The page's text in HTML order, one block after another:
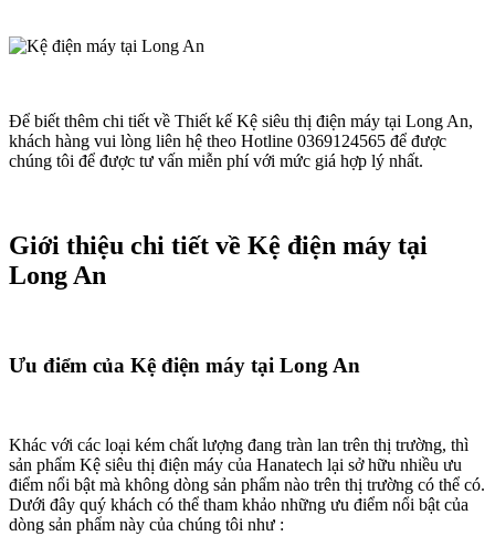
Để biết thêm chi tiết về Thiết kế Kệ siêu thị điện máy tại Long An,
khách hàng vui lòng liên hệ theo Hotline 0369124565 để được
chúng tôi để được tư vấn miễn phí với mức giá hợp lý nhất.
Giới thiệu chi tiết về Kệ điện máy tại
Long An
Ưu điểm của Kệ điện máy tại Long An
Khác với các loại kém chất lượng đang tràn lan trên thị trường, thì
sản phẩm Kệ siêu thị điện máy của Hanatech lại sở hữu nhiều ưu
điểm nổi bật mà không dòng sản phẩm nào trên thị trường có thể có.
Dưới đây quý khách có thể tham khảo những ưu điểm nổi bật của
dòng sản phẩm này của chúng tôi như :